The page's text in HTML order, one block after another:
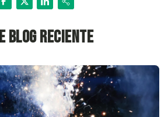
blog reciente